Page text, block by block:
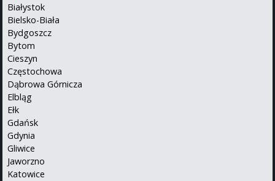
Białystok
Bielsko-Biała
Bydgoszcz
Bytom
Cieszyn
Częstochowa
Dąbrowa Górnicza
Elbląg
Ełk
Gdańsk
Gdynia
Gliwice
Jaworzno
Katowice